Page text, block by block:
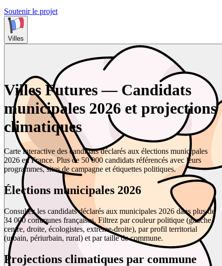
Soutenir le projet
Villes
Villes Futures — Candidats
municipales 2026 et projections
climatiques
Carte interactive des candidats déclarés aux élections municipales
2026 en France. Plus de 50 000 candidats référencés avec leurs
programmes, sites de campagne et étiquettes politiques.
Élections municipales 2026
Consultez les candidats déclarés aux municipales 2026 dans plus de
34 000 communes françaises. Filtrez par couleur politique (gauche,
centre, droite, écologistes, extrême-droite), par profil territorial
(urbain, périurbain, rural) et par taille de commune.
Projections climatiques par commune